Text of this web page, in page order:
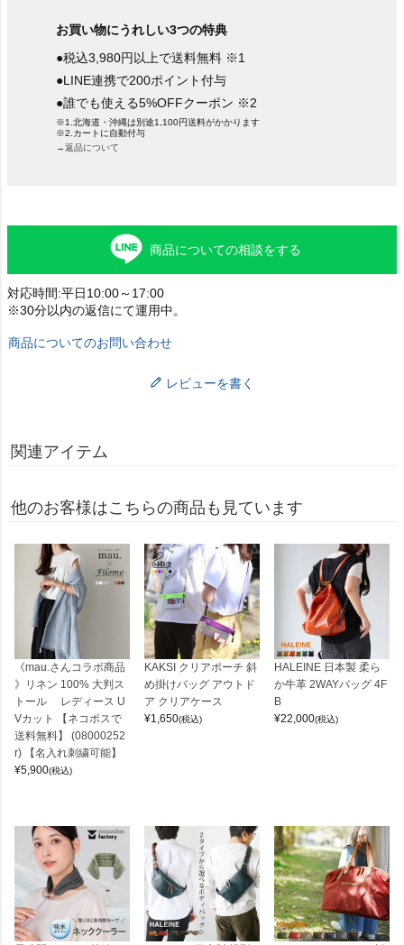
お買い物にうれしい3つの特典
●税込3,980円以上で送料無料 ※1
●LINE連携で200ポイント付与
●誰でも使える5%OFFクーポン ※2
※1.北海道・沖縄は別途1,100円送料がかかります
※2.カートに自動付与
→返品について
商品についての相談をする
対応時間:平日10:00～17:00
※30分以内の返信にて運用中。
商品についてのお問い合わせ
レビューを書く
関連アイテム
他のお客様はこちらの商品も見ています
《mau.さんコラボ商品
》リネン 100% 大判ス
トール レディース U
Vカット 【ネコポスで
送料無料】 (08000252
r) 【名入れ刺繍可能】
¥5,900(税込)
KAKSI クリアポーチ 斜
め掛けバッグ アウトド
ア クリアケース
¥1,650(税込)
HALEINE 日本製 柔ら
か牛革 2WAYバッグ 4F
B
¥22,000(税込)